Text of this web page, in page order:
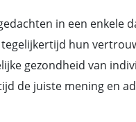
in een enkele
hun
gezondheid van
de juiste mening en